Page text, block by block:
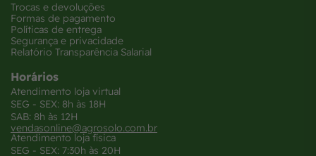
Trocas e devoluções
Formas de pagamento
Políticas de entrega
Segurança e privacidade
Relatório Transparência Salarial
Horários
Atendimento loja virtual
SEG - SEX: 8h às 18H
SAB: 8h às 12H
vendasonline@agrosolo.com.br
Atendimento loja física
SEG - SEX: 7:30h às 20H